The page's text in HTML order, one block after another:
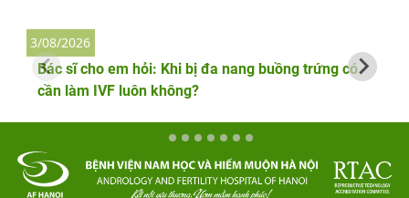
Bác sĩ cho em hỏi: Khi bị đa nang buồng trứng có
cần làm IVF luôn không?
3/08/2026